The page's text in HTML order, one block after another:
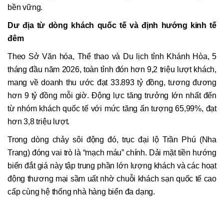
bền vững.
Dư địa từ dòng khách quốc tế và định hướng kinh tế
đêm
Theo Sở Văn hóa, Thể thao và Du lịch tỉnh Khánh Hòa, 5
tháng đầu năm 2026, toàn tỉnh đón hơn 9,2 triệu lượt khách,
mang về doanh thu ước đạt 33.893 tỷ đồng, tương đương
hơn 9 tỷ đồng mỗi giờ. Động lực tăng trưởng lớn nhất đến
từ nhóm khách quốc tế với mức tăng ấn tượng 65,99%, đạt
hơn 3,8 triệu lượt.
Trong dòng chảy sôi động đó, trục đại lộ Trần Phú (Nha
Trang) đóng vai trò là “mạch máu” chính. Dải mặt tiền hướng
biển đắt giá này tập trung phần lớn lượng khách và các hoạt
động thương mại sầm uất nhờ chuỗi khách sạn quốc tế cao
cấp cùng hệ thống nhà hàng biển đa dạng.